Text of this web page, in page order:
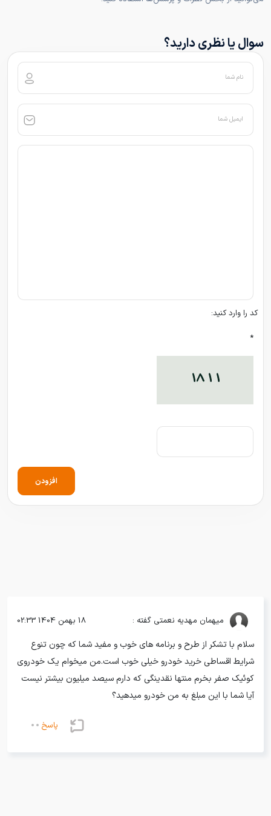
سوال یا نظری دارید؟
نام شما
ایمیل شما
کد را وارد کنید:
*
افزودن
میهمان مهدیه نعمتی گفته : 18 بهمن 1404 02:33
سلام با تشکر از طرح و برنامه های خوب و مفید شما که چون تنوع
شرایط اقساطی خرید خودرو خیلی خوب است.من میخوام یک خودروی
کوئیک صفر بخرم منتها نقدینگی که دارم سیصد میلیون بیشتر نیست
آیا شما با این مبلغ به من خودرو میدهید؟
پاسخ